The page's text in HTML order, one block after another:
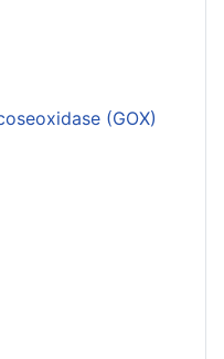
(GOX)